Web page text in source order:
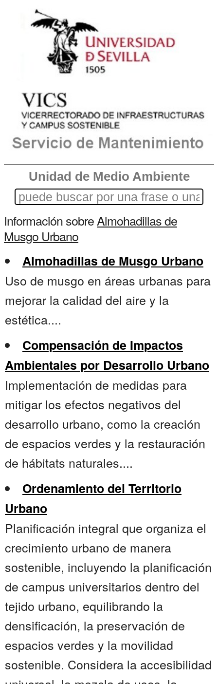
Unidad de Medio Ambiente
Información sobreAlmohadillas de
Musgo Urbano
Almohadillas de Musgo Urbano
Uso de musgo en áreas urbanas para
mejorar la calidad del aire y la
estética....
Compensación de Impactos
Ambientales por Desarrollo Urbano
Implementación de medidas para
mitigar los efectos negativos del
desarrollo urbano, como la creación
de espacios verdes y la restauración
de hábitats naturales....
Ordenamiento del Territorio
Urbano
Planificación integral que organiza el
crecimiento urbano de manera
sostenible, incluyendo la planificación
de campus universitarios dentro del
tejido urbano, equilibrando la
densificación, la preservación de
espacios verdes y la movilidad
sostenible. Considera la accesibilidad